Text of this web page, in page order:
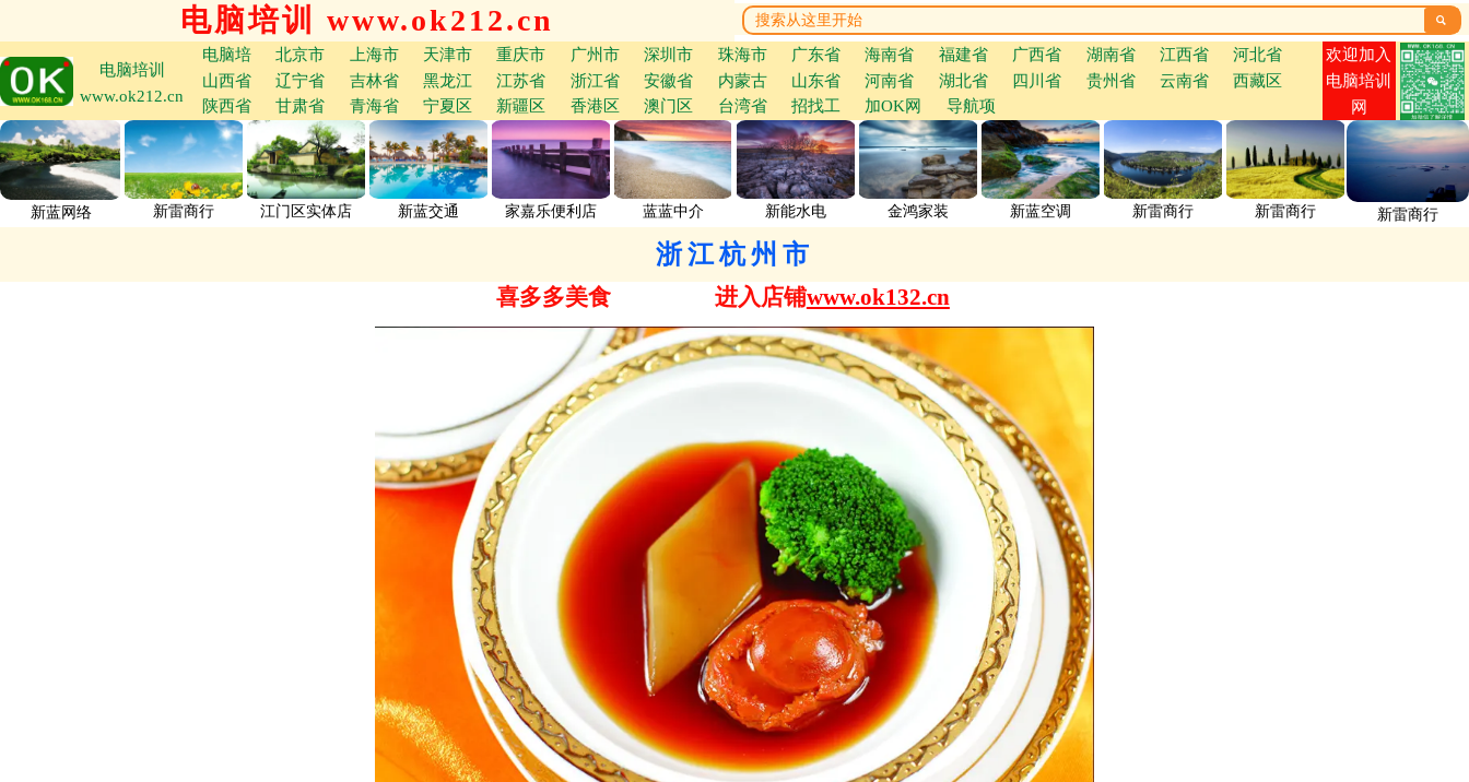
电脑培训 www.ok212.cn 
电脑培训
www.ok212.cn
电脑培 北京市 上海市 天津市 重庆市 广州市 深圳市 珠海市 广东省 海南省 福建省 广西省 湖南省 江西省
河北省
山西省
辽宁省 吉林省 黑龙江 江苏省 浙江省 安徽省 内蒙古 山东省 河南省 湖北省 四川省 贵州省 云南省
西藏区
陕西省
甘肃省 青海省 宁夏区 新疆区 香港区 澳门区 台湾省 招找工 加OK网 导航项
欢迎加入
电脑培训
网
新蓝网络 新雷商行 江门区实体店 新蓝交通 家嘉乐便利店 蓝蓝中介 新能水电 金鸿家装 新蓝空调 新雷商行 新雷商行 新雷商行
浙江杭州市
喜多多美食 进入店铺www.ok132.cn